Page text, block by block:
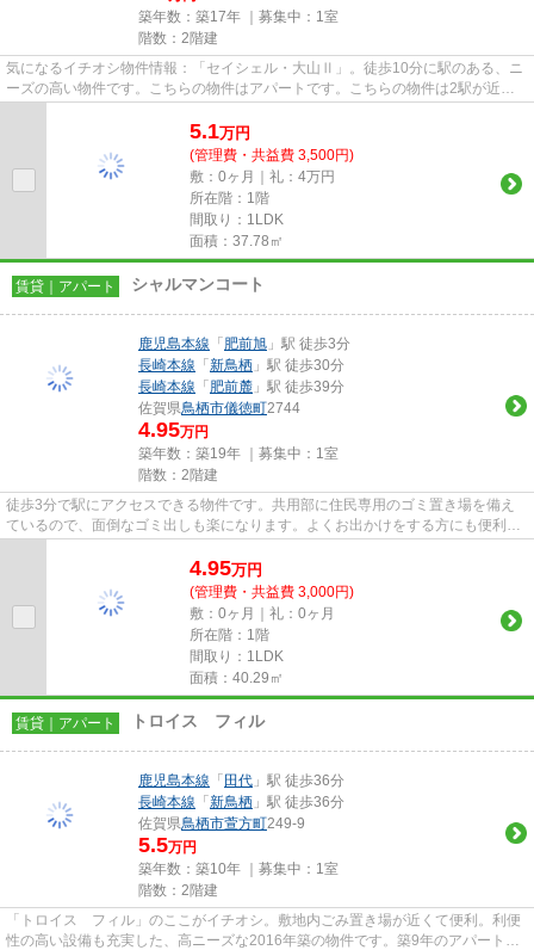
築年数：築17年 ｜募集中： 1室
階数：2階建
気になるイチオシ物件情報：「セイシェル・大山Ⅱ」。徒歩10分に駅のある、ニ
ーズの高い物件です。こちらの物件はアパートです。こちらの物件は2駅が近く
にあり便利です。当社には、豊...
5.1万円
(管理費・共益費 3,500円)
敷：0ヶ月｜礼：4万円
所在階：1階
間取り：1LDK
面積：37.78㎡
賃貸｜アパート シャルマンコート
鹿児島本線 「肥前旭 」駅 徒歩3分
長崎本線 「新鳥栖 」駅 徒歩30分
長崎本線 「肥前麓 」駅 徒歩39分
佐賀県鳥栖市儀徳町2744
4.95万円
築年数：築19年 ｜募集中： 1室
階数：2階建
徒歩3分で駅にアクセスできる物件です。共用部に住民専用のゴミ置き場を備え
ているので、面倒なゴミ出しも楽になります。よくお出かけをする方にも便利
な、2駅利用可能なアパートです...
4.95万円
(管理費・共益費 3,000円)
敷：0ヶ月｜礼：0ヶ月
所在階：1階
間取り：1LDK
面積：40.29㎡
賃貸｜アパート トロイス フィル
鹿児島本線 「田代 」駅 徒歩36分
長崎本線 「新鳥栖 」駅 徒歩36分
佐賀県鳥栖市萱方町249-9
5.5万円
築年数：築10年 ｜募集中： 1室
階数：2階建
「トロイス フィル」のここがイチオシ。敷地内ごみ置き場が近くて便利。利便
性の高い設備も充実した、高ニーズな2016年築の物件です。築9年のアパート。